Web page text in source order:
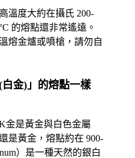
溫度大約在攝氏 200-
的熔點還非常遙遠。
熔金爐或噴槍，請勿自
金)」的熔點一樣
金是黃金與白色金屬
是黃金，熔點約在 900-
）是一種天然的銀白